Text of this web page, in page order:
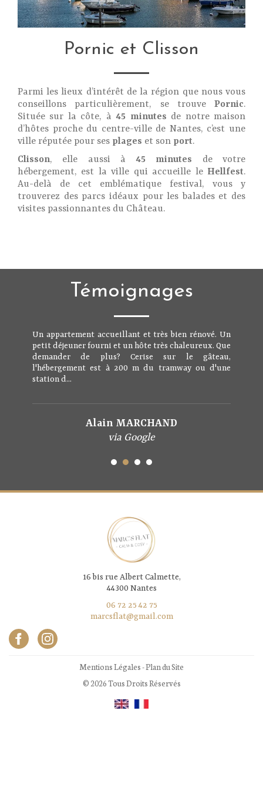
Pornic et Clisson
Parmi les lieux d’intérêt de la région que nous vous
conseillons particulièrement, se trouve Pornic.
Située sur la côte, à45 minutes de notre maison
d’hôtes proche du centre-ville de Nantes, c’est une
ville réputée pour ses plages et son port.
Clisson, elle aussi à45 minutes de votre
hébergement, est la ville qui accueille le Hellfest.
Au-delà de cet emblématique festival, vous y
trouverez des parcs idéaux pour les balades et des
visites passionnantes du Château.
Témoignages
Un appartement accueillant et très bien rénové. Un
petit déjeuner fourni et un hôte très chaleureux. Que
demander de plus? Cerise sur le gâteau,
l'hébergement est à 200 m du tramway ou d'une
station d...
Alain MARCHAND
via Google
16 bis rue Albert Calmette,
44300 Nantes
06 72 25 42 75
marcsflat@gmail.com
Mentions Légales-Plan du Site
© 2026 Tous Droits Réservés